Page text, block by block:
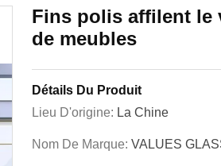
Fins polis affilent le
de meubles
Détails Du Produit
Lieu D'origine: La Chine
Nom De Marque: VALUES